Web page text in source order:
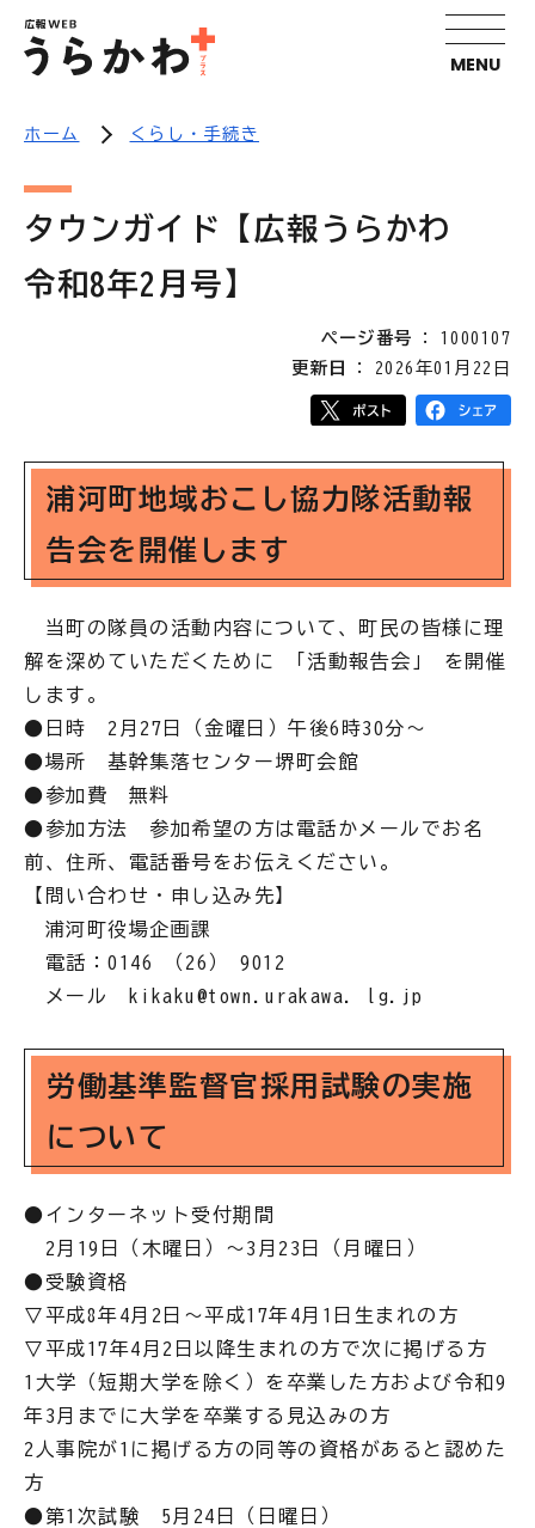
MENU
ホーム くらし・手続き
タウンガイド【広報うらかわ
令和8年2月号】
ページ番号
1000107
更新日
2026年01月22日
浦河町地域おこし協力隊活動報
告会を開催します
当町の隊員の活動内容について、町民の皆様に理
解を深めていただくために 「活動報告会」 を開催
します。
●日時 2月27日（金曜日）午後6時30分〜
●場所 基幹集落センター堺町会館
●参加費 無料
●参加方法 参加希望の方は電話かメールでお名
前、住所、電話番号をお伝えください。
【問い合わせ・申し込み先】
浦河町役場企画課
電話：0146 （26） 9012
メール kikaku@town.urakawa. lg.jp
労働基準監督官採用試験の実施
について
●インターネット受付期間
2月19日（木曜日）～3月23日（月曜日）
●受験資格
▽平成8年4月2日～平成17年4月1日生まれの方
▽平成17年4月2日以降生まれの方で次に掲げる方
1大学（短期大学を除く）を卒業した方および令和9
年3月までに大学を卒業する見込みの方
2人事院が1に掲げる方の同等の資格があると認めた
方
●第1次試験 5月24日（日曜日）